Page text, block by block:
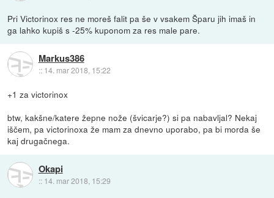
Pri Victorinox res ne moreš falit pa še v vsakem Šparu jih imaš in
ga lahko kupiš s -25% kuponom za res male pare.
Markus386
:: 14. mar 2018, 15:22
+1 za victorinox
btw, kakšne/katere žepne nože (švicarje?) si pa nabavljal? Nekaj
iščem, pa victorinoxa že mam za dnevno uporabo, pa bi morda še
kaj drugačnega.
Okapi
:: 14. mar 2018, 15:29